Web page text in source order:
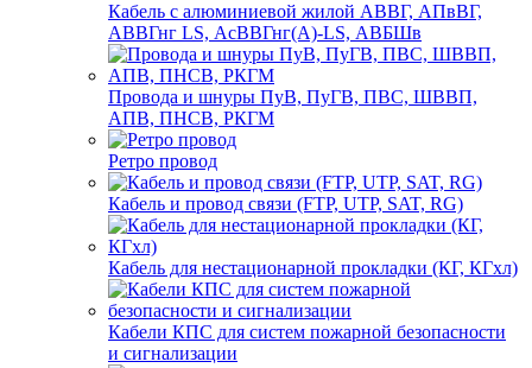
Кабель с алюминиевой жилой АВВГ, АПвВГ,
АВВГнг LS, АсВВГнг(А)-LS, АВБШв
Провода и шнуры ПуВ, ПуГВ, ПВС, ШВВП,
АПВ, ПНСВ, РКГМ
Ретро провод
Кабель и провод связи (FTP, UTP, SAT, RG)
Кабель для нестационарной прокладки (КГ, КГхл)
Кабели КПС для систем пожарной безопасности
и сигнализации